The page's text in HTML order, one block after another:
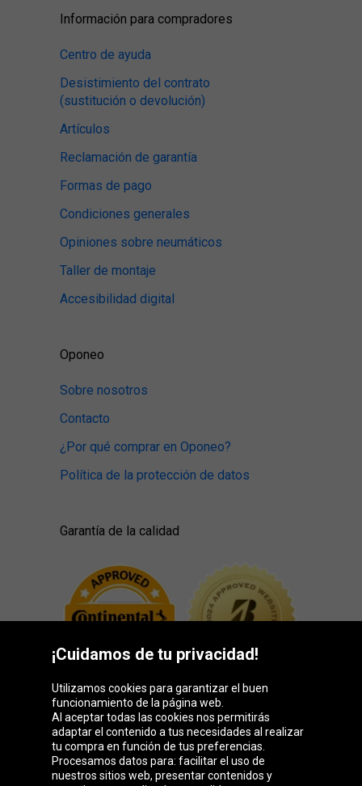
Información para compradores
Centro de ayuda
Desistimiento del contrato
(sustitución o devolución)
Artículos
Reclamación de garantía
Formas de pago
Condiciones generales
Opiniones sobre neumáticos
Taller de montaje
Accesibilidad digital
Oponeo
Sobre nosotros
Contacto
¿Por qué comprar en Oponeo?
Política de la protección de datos
Garantía de la calidad
Grupo Oponeo
¡Cuidamos de tu privacidad!
Utilizamos cookies para garantizar el buen
funcionamiento de la página web.
Al aceptar todas las cookies nos permitirás
adaptar el contenido a tus necesidades al realizar
tu compra en función de tus preferencias.
Procesamos datos para: facilitar el uso de
nuestros sitios web, presentar contenidos y